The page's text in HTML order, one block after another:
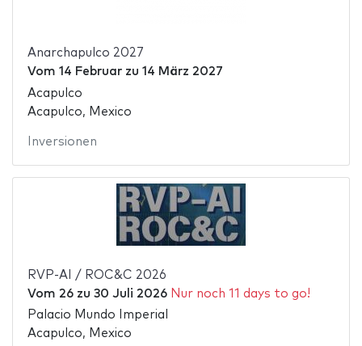
Anarchapulco 2027
Vom 14 Februarzu 14 März 2027
Acapulco
Acapulco, Mexico
Inversionen
RVP-AI / ROC&C 2026
Vom 26zu 30 Juli 2026 Nur noch 11 days to go!
Palacio Mundo Imperial
Acapulco, Mexico